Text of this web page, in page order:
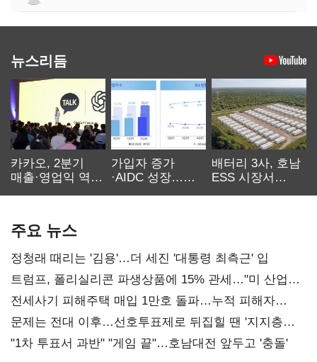
뉴스리듬
카카오, 2분기
매출·영업익 역대
가입자 증가
·AIDC 성장…
배터리 3사, 호남
ESS 시장서
주요 뉴스
정청래 때리는 '김용'…더 세진 '대통령 최측근' 입
트럼프, 폴리실리콘 파생상품에 15% 관세…"미 산업
재건"
전세사기 피해주택 매입 1만호 돌파…누적 피해자
4만278명
문제는 전대 이후…선호투표제로 뒤집힐 땐 '지지층
불복'
"1차 투표서 과반" "게임 끝"…호남대전 앞두고 '충돌'